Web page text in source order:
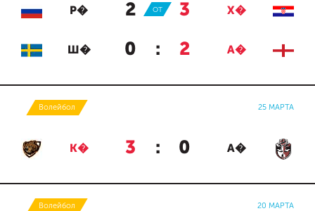
Р� 2 : 3 Х�
ОТ
Ш� 0 : 2 А�
Волейбол 25 МАРТА
К� 3 : 0 А�
Волейбол 20 МАРТА